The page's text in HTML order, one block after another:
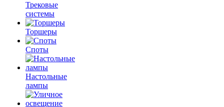
Трековые
системы
Торшеры
Споты
Настольные
лампы